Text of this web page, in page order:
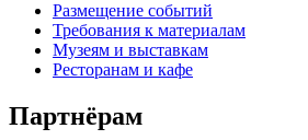
Размещение событий
Требования к материалам
Музеям и выставкам
Ресторанам и кафе
Партнёрам